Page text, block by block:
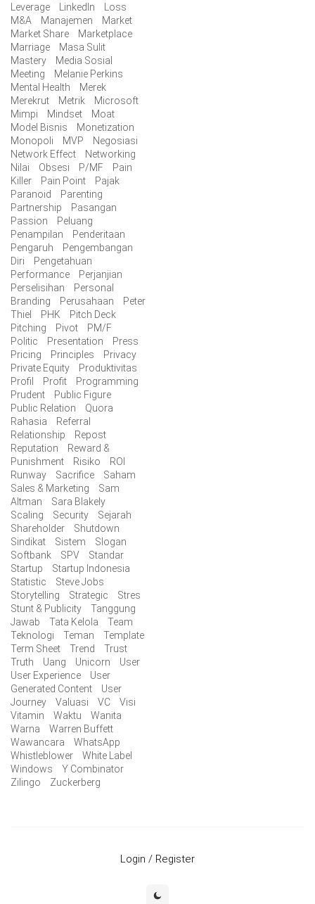
Leverage
LinkedIn
Loss
M&A
Manajemen
Market
Market Share
Marketplace
Marriage
Masa Sulit
Mastery
Media Sosial
Meeting
Melanie Perkins
Mental Health
Merek
Merekrut
Metrik
Microsoft
Mimpi
Mindset
Moat
Model Bisnis
Monetization
Monopoli
MVP
Negosiasi
Network Effect
Networking
Nilai
Obsesi P/MF
Pain
Killer
Pain Point
Pajak
Paranoid
Parenting
Partnership
Pasangan
Passion
Peluang
Penampilan
Penderitaan
Pengaruh
Pengembangan
Diri
Pengetahuan
Performance
Perjanjian
Perselisihan
Personal
Branding
Perusahaan
Peter
Thiel
PHK
Pitch Deck
Pitching
Pivot
PM/F
Politic
Presentation
Press
Pricing
Principles
Privacy
Private Equity
Produktivitas
Profil
Profit
Programming
Prudent
Public Figure
Public Relation
Quora
Rahasia
Referral
Relationship
Repost
Reputation
Reward &
Punishment
Risiko
ROI
Runway
Sacrifice
Saham
Sales & Marketing
Sam
Altman
Sara Blakely
Scaling
Security
Sejarah
Shareholder
Shutdown
Sindikat
Sistem
Slogan
Softbank
SPV
Standar
Startup
Startup Indonesia
Statistic
Steve Jobs
Storytelling
Strategic
Stres
Stunt & Publicity
Tanggung
Jawab
Tata Kelola
Team
Teknologi
Teman
Template
Term Sheet
Trend
Trust
Truth
Uang Unicorn
User
User Experience
User
Generated Content
User
Journey
Valuasi VC
Visi
Vitamin
Waktu
Wanita
Warna
Warren Buffett
Wawancara
WhatsApp
Whistleblower
White Label
Windows
Y Combinator
Zilingo
Zuckerberg
Login / Register